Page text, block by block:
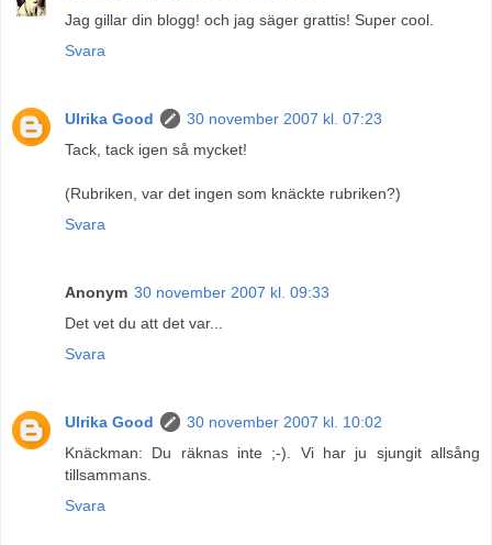
Jag gillar din blogg! och jag säger grattis! Super cool.
Svara
Ulrika Good
30 november 2007 kl. 07:23
Tack, tack igen så mycket!
(Rubriken, var det ingen som knäckte rubriken?)
Svara
Anonym 30 november 2007 kl. 09:33
Det vet du att det var...
Svara
Ulrika Good
30 november 2007 kl. 10:02
Knäckman: Du räknas inte ;-). Vi har ju sjungit allsång
tillsammans.
Svara